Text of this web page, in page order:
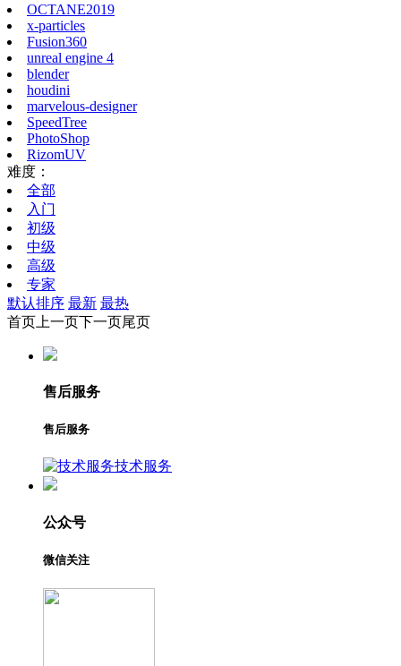
OCTANE2019
x-particles
Fusion360
unreal engine 4
blender
houdini
marvelous-designer
SpeedTree
PhotoShop
RizomUV
难度：
全部
入门
初级
中级
高级
专家
默认排序 最新 最热
首页 上一页下一页尾页
售后服务
售后服务
技术服务
公众号
微信关注